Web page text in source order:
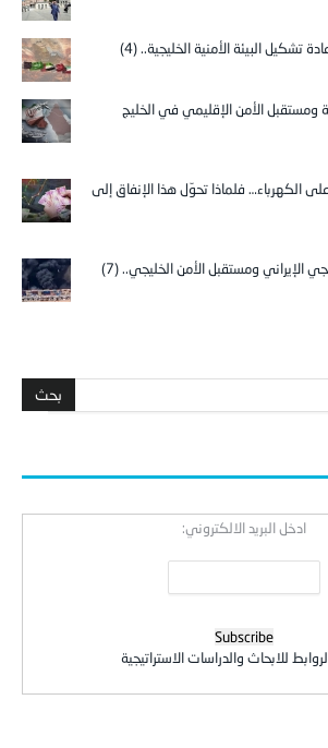
تشكيل البيئة الأمنية الخليجية.. (4)
ومستقبل الأمن الإقليمي في الخليج
على الكهرباء… فلماذا تحوّل هذا الإنفاق إلى
الإيراني ومستقبل الأمن الخليجي.. (7)
ادخل البريد الالكتروني:
للابحاث والدراسات الاستراتيجية